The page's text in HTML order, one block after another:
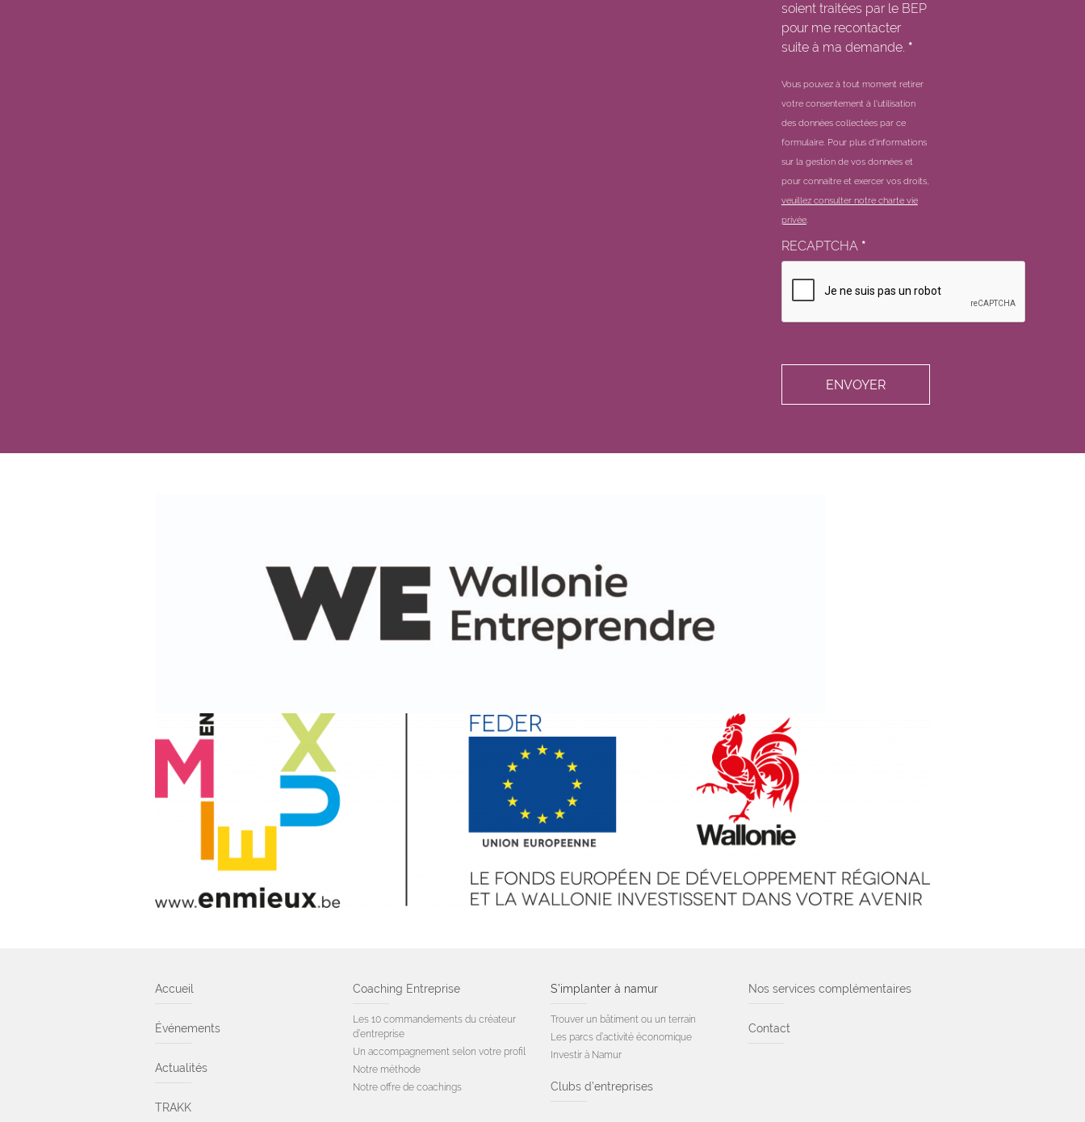
soient traitées par le BEP
pour me recontacter
suite à ma demande. *
Vous pouvez à tout moment retirer
votre consentement à l'utilisation
des données collectées par ce
formulaire. Pour plus d'informations
sur la gestion de vos données et
pour connaitre et exercer vos droits,
veuillez consulter notre charte vie
privée.
RECAPTCHA *
Accueil
Événements
Actualités
TRAKK
Coaching Entreprise
Les 10 commandements du créateur
d’entreprise
Un accompagnement selon votre profil
Notre méthode
Notre offre de coachings
S’implanter à namur
Trouver un bâtiment ou un terrain
Les parcs d’activité économique
Investir à Namur
Clubs d’entreprises
Nos services complémentaires
Contact